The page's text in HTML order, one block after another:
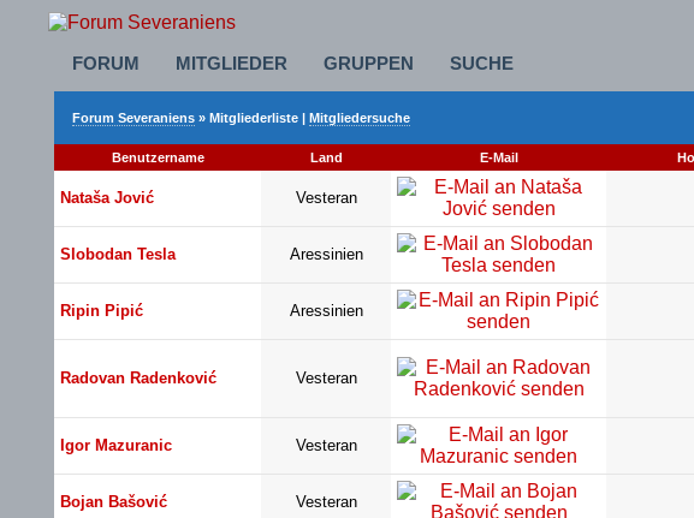
FORUM MITGLIEDER GRUPPEN SUCHE
Forum Severaniens » Mitgliederliste | Mitgliedersuche
Benutzername Land E-Mail
Nataša Jović Vesteran
Slobodan Tesla Aressinien
Ripin Pipić Aressinien
Radovan Radenković Vesteran
Igor Mazuranic Vesteran
Bojan Bašović Vesteran